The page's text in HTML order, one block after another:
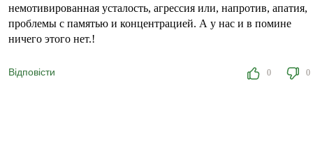
немотивированная усталость, агрессия или, напротив, апатия,
проблемы с памятью и концентрацией. А у нас и в помине
ничего этого нет.!
Відповісти 0 0